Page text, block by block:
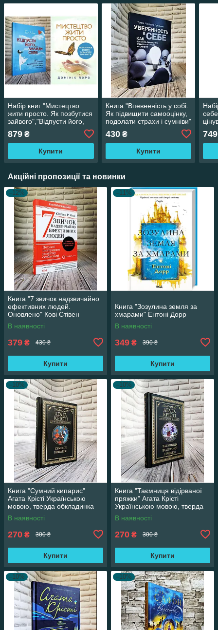
Набір книг "Мистецтво
жити просто. Як позбутися
зайвого","Відпусти його,
879 ₴
Купити
Книга "Впевненість у собі.
Як підвищити самооцінку,
подолати страхи і сумніви"
Чаморро-Премузик, Томас
430₴
Купити
749
Акційні пропозиції та новинки
–12%
Книга "7 звичок надзвичайно
ефективних людей.
Оновлено" Кові Стівен
В наявності
379 ₴ 430 ₴
Купити
–11%
Книга "Зозулина земля за
хмарами" Ентоні Дорр
В наявності
349 ₴ 390 ₴
Купити
–10%
Книга "Сумний кипарис"
Агата Крісті Українською
мовою, тверда обкладинка
В наявності
270 ₴ 300 ₴
Купити
–10%
Книга "Таємниця відірваної
пряжки" Агата Крісті
Українською мовою, тверда
обкладинка
В наявності
270 ₴ 300 ₴
Купити
–10% –10%